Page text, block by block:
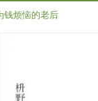
烦恼的老后